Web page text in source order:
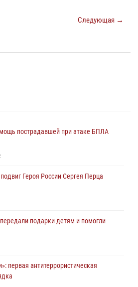
Следующая →
пострадавшей при атаке БПЛА
Героя России Сергея Перца
подарки детям и помогли
первая антитеррористическая